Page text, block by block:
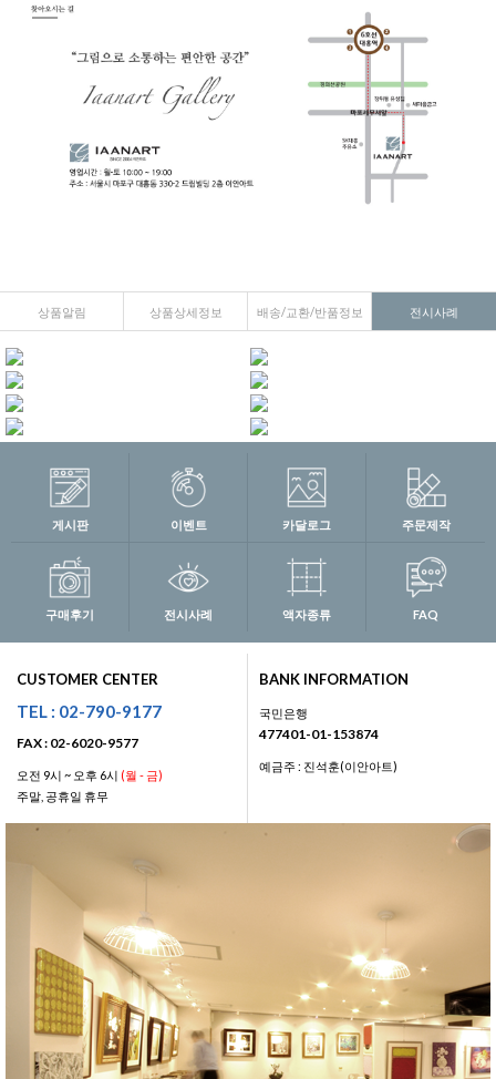
상품알림 상품상세정보 배송/교환/반품정보 전시사례
게시판 이벤트 카달로그 주문제작
구매후기 전시사례 액자종류 FAQ
CUSTOMER CENTER
TEL : 02-790-9177
FAX : 02-6020-9577
오전 9시 ~ 오후 6시 (월 - 금)
주말, 공휴일 휴무
BANK INFORMATION
국민은행
477401-01-153874
예금주 : 진석훈(이안아트)